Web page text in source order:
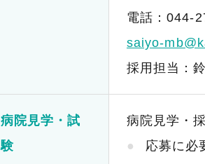
電話：044-
saiyo-
採用担当：
病院見学・試
験
病院見学・
応募に必